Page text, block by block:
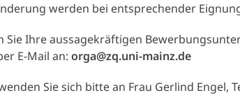
werden bei entsprechender
Sie Ihre aussagekräftigen
E-Mail an:orga@zq.uni-mainz.de
Sie sich bitte an Frau Gerlind Engel,